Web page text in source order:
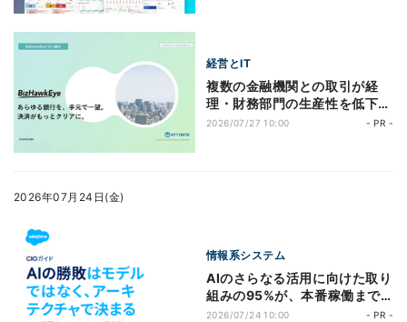
経営とIT
複数の金融機関との取引が経
理・財務部門の生産性を低下。
決済業務や資金管理業務を効率
2026/07/27 10:00 - PR -
2026年07月24日(金)
情報系システム
AIのさらなる活用に向けた取り
組みの95%が、本番稼働まで
至らない原因はどこにある?
2026/07/24 10:00 - PR -